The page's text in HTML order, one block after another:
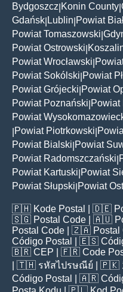
Bydgoszcz Konin County
Gdańsk Lublin Powiat
Powiat Tomaszowski
Powiat Ostrowski
Powiat Wrocławski
Powiat Sokólski Powiat
Powiat Grójecki Powiat
Powiat Poznański Powiat
Powiat
Powiat Piotrkowski
Powiat Bialski Powiat
Powiat Radomszczański
Powiat Kartuski Powiat
Powiat Słupski Powiat
🇵🇭 Kode Postal | 🇩🇪
🇸🇬 Postal Code | 🇦🇺
Postal Code | 🇿🇦 Postal
Código Postal
| 🇪🇸
🇧🇷 CEP | 🇫🇷 Code
| 🇹🇭 รหัสไปรษณีย์ | 🇵🇰
Código Postal
| 🇦🇷